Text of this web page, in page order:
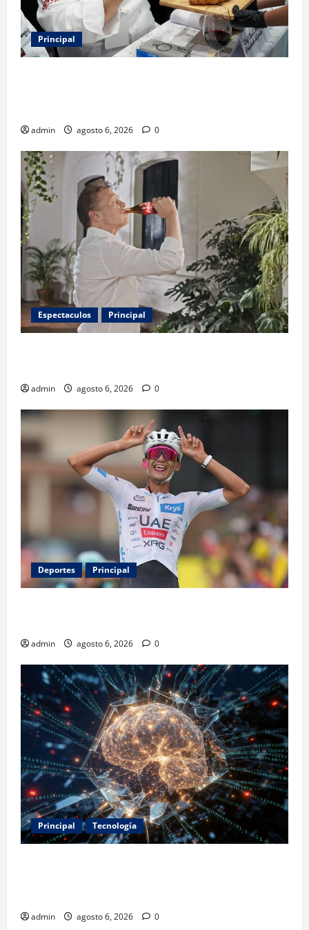
Principal
admin agosto 6, 2026 0
Espectaculos Principal
admin agosto 6, 2026 0
Deportes Principal
admin agosto 6, 2026 0
Principal Tecnología
admin agosto 6, 2026 0